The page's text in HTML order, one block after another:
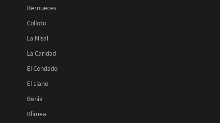
Bernueces
Colloto
La Nisal
La Caridad
El Condado
El Llano
Benia
Blimea